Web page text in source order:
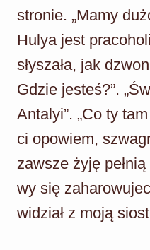
stronie. „Mamy
Hulya jest
słyszała, jak
Gdzie jesteś?”.
Antalyi”. „Co ty
ci opowiem,
zawsze żyję
wy się
widział z moją